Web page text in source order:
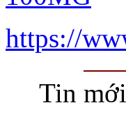
https://
Tin